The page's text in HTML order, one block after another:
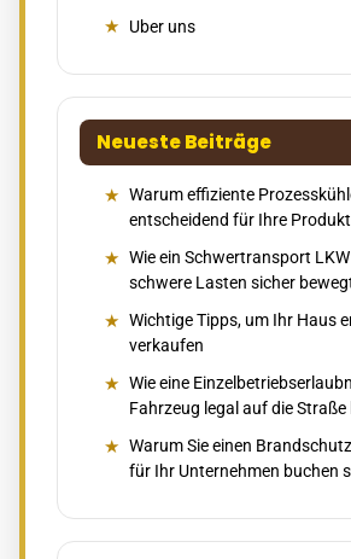
Uber uns
Neueste Beiträge
Warum effiziente
entscheidend für Ihre
Wie ein Schwertransport
schwere Lasten sicher
Wichtige Tipps, um Ihr Haus
verkaufen
Wie eine
Fahrzeug legal auf die
Warum Sie einen
für Ihr Unternehmen buchen